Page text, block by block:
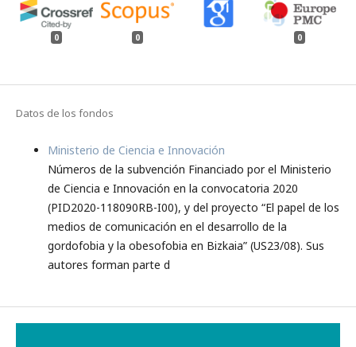
0 0 0
Datos de los fondos
Ministerio de Ciencia e Innovación
Números de la subvención Financiado por el Ministerio
de Ciencia e Innovación en la convocatoria 2020
(PID2020-118090RB-I00), y del proyecto “El papel de los
medios de comunicación en el desarrollo de la
gordofobia y la obesofobia en Bizkaia” (US23/08). Sus
autores forman parte d